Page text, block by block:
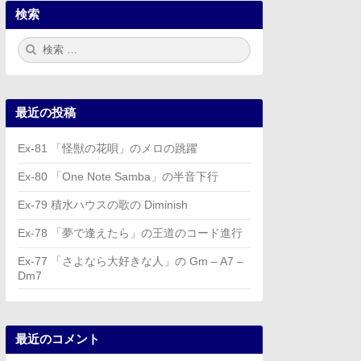
検索
検
索:
最近の投稿
Ex-81 「怪獣の花唄」のメロの跳躍
Ex-80 「One Note Samba」の半音下行
Ex-79 積水ハウスの歌の Diminish
Ex-78 「夢で逢えたら」の王道のコード進行
Ex-77 「さよなら大好きな人」の Gm – A7 –
Dm7
最近のコメント